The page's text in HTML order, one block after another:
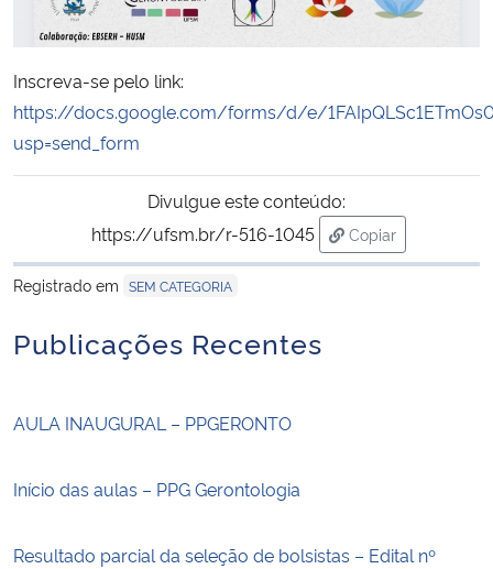
Advocacia-Geral da União
Planalto
Inscreva-se pelo link:
https://docs.google.com/forms/d/e/
usp=send_form
Divulgue este conteúdo:
https://ufsm.br/r-516-1045
Copiar
para área de
Registrado em SEM CATEGORIA
Publicações Recentes
AULA INAUGURAL – PPGERONTO
Início das aulas – PPG Gerontologia
Resultado parcial da seleção de bolsistas – Edital nº